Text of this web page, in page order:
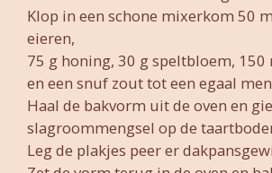
Klop in een schone mixerkom 50
eieren,
75 g honing, 30 g speltbloem,
en een snuf zout tot een egaal
Haal de bakvorm uit de oven en
slagroommengsel op de
Leg de plakjes peer er